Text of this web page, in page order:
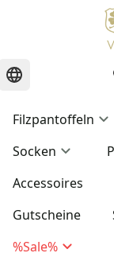
Filzpantoffeln
Socken
Accessoires
Gutscheine
%Sale%